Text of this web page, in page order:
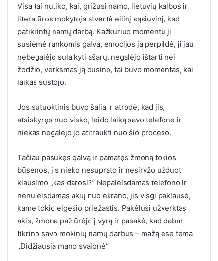
Visa tai nutiko, kai, grįžusi namo, lietuvių kalbos ir
literatūros mokytoja atvertė eilinį sąsiuvinį, kad
patikrintų namų darbą. Kažkuriuo momentu ji
susiėmė rankomis galvą, emocijos ją perpildė, ji jau
nebegalėjo sulaikyti ašarų, negalėjo ištarti nei
žodžio, verksmas ją dusino, tai buvo momentas, kai
laikas sustojo.
Jos sutuoktinis buvo šalia ir atrodė, kad jis,
atsiskyręs nuo visko, leido laiką savo telefone ir
niekas negalėjo jo atitraukti nuo šio proceso.
Tačiau pasukęs galvą ir pamatęs žmoną tokios
būsenos, jis nieko nesuprato ir nesiryžo užduoti
klausimo „kas darosi?“ Nepaleisdamas telefono ir
nenuleisdamas akių nuo ekrano, jis visgi paklausė,
kame tokio elgesio priežastis. Pakėlusi užverktas
akis, žmona pažiūrėjo į vyrą ir pasakė, kad dabar
tikrino savo mokinių namų darbus – mažą ese tema
„Didžiausia mano svajonė“.